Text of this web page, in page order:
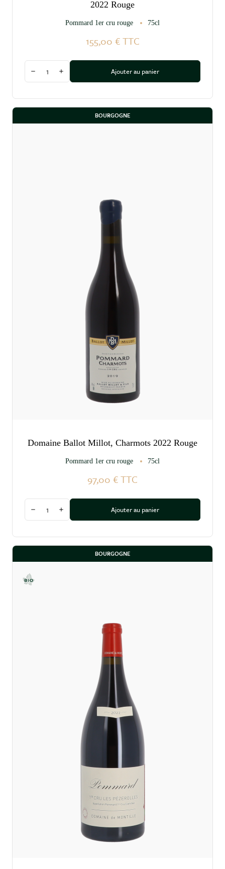
2022 Rouge
Pommard 1er cru rouge 75cl
155,00 € TTC
Diminuer la quantité
Augmenter la quantitéAjouter au panier
BOURGOGNE
Domaine Ballot Millot, Charmots 2022 Rouge
Pommard 1er cru rouge 75cl
97,00 €TTC
Diminuer la quantité
Augmenter la quantitéAjouter au panier
BOURGOGNE